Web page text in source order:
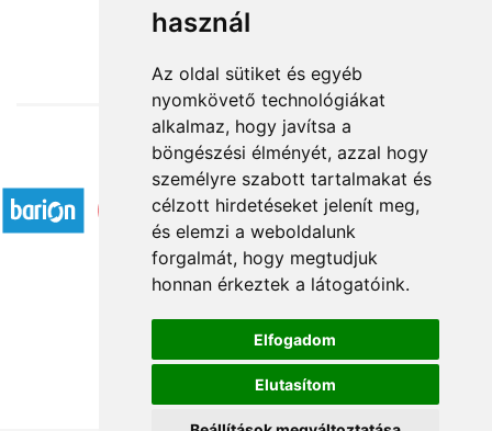
használ
Az oldal sütiket és egyéb
nyomkövető technológiákat
alkalmaz, hogy javítsa a
böngészési élményét, azzal hogy
személyre szabott tartalmakat és
célzott hirdetéseket jelenít meg,
és elemzi a weboldalunk
forgalmát, hogy megtudjuk
honnan érkeztek a látogatóink.
Elfogadom
Elutasítom
11 200 Ft-tól
Elfogadott fizetési módok
Á.SZ.F.
Impresszum
Adatkezelési tájékoztató